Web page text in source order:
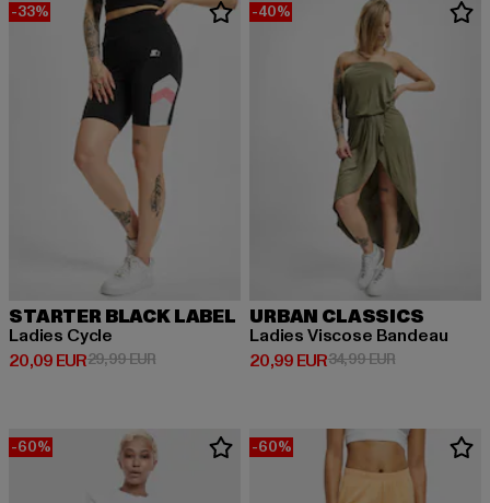
-33%
STARTER BLACK LABEL
Ladies Cycle
20,09 EUR
Prix courant: 20,09 EUR
29,99 EURPrix en promotion: 29,99 EUR
-40%
URBAN CLASSICS
Ladies Viscose Bandeau
20,99 EUR
Prix courant: 20,99 EUR
34,99 EURPrix en
-60% -60%